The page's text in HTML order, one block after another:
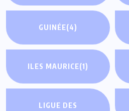
GUINÉE(4)
ILES MAURICE(1)
LIGUE DES